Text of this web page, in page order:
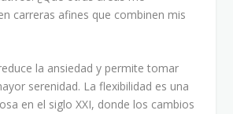
carreras afines que combinen mis
la ansiedad y permite tomar
serenidad. La flexibilidad es una
en el siglo XXI, donde los cambios